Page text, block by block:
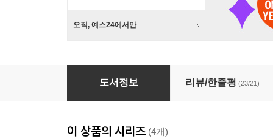
오직, 예스24에서만
삼색 고양이 모부는 캔 부자가 되고 싶어 1 + 2
도서정보 리뷰/한줄평 (23/21)
이 상품의 시리즈 (4개)